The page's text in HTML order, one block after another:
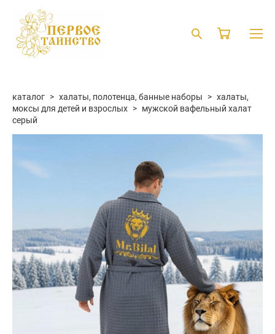
каталог > халаты, полотенца, банные наборы > халаты,
моксы для детей и взрослых > мужской вафельный халат
серый